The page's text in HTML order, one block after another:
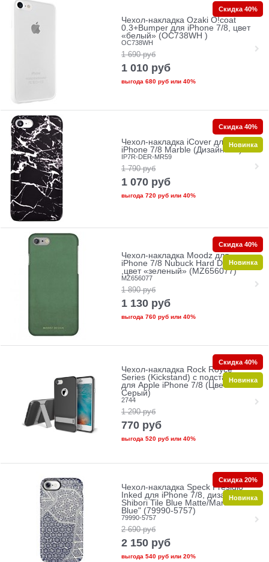
Чехол-накладка Ozaki O!coat
0.3+Bumper для iPhone 7/8, цвет
«белый» (OC738WH )
OC738WH
1 690 руб
1 010 руб
выгода 680 рубили 40%
Скидка 40%
Чехол-накладка iCover для
iPhone 7/8 Marble (Дизайн: 59)
IP7R-DER-MR59
1 790 руб
1 070 руб
выгода 720 рубили 40%
Скидка 40%
Новинка
Чехол-накладка Moodz для
iPhone 7/8 Nubuck Hard Dublin
,цвет «зеленый» (MZ656077)
MZ656077
1 890 руб
1 130 руб
выгода 760 рубили 40%
Скидка 40%
Новинка
Чехол-накладка Rock Royce
Series (Kickstand) с подставкой
для Apple iPhone 7/8 (Цвет:
Серый)
2744
1 290 руб
770 руб
выгода 520 рубили 40%
Скидка 40%
Новинка
Чехол-накладка Speck Presidio
Inked для iPhone 7/8, дизайн
Shibori Tile Blue Matte/Marine
Blue" (79990-5757)
79990-5757
2 690 руб
2 150 руб
выгода 540 рубили 20%
Скидка 20%
Новинка